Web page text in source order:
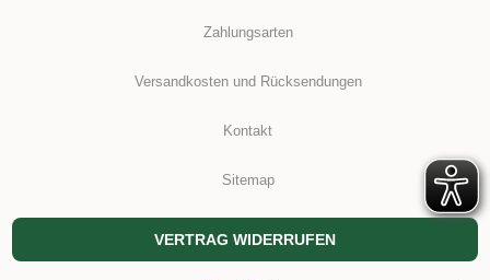
Zahlungsarten
Versandkosten und Rücksendungen
Kontakt
Sitemap
VERTRAG WIDERRUFEN